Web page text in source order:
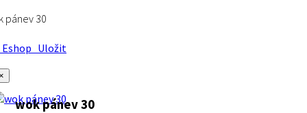
pánev 30
Uložit
wok pánev 30